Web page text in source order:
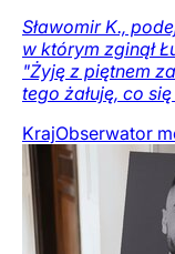
Sławomir K.,
w którym zginął
"Żyję z piętnem
tego żałuję, co
KrajObserwator